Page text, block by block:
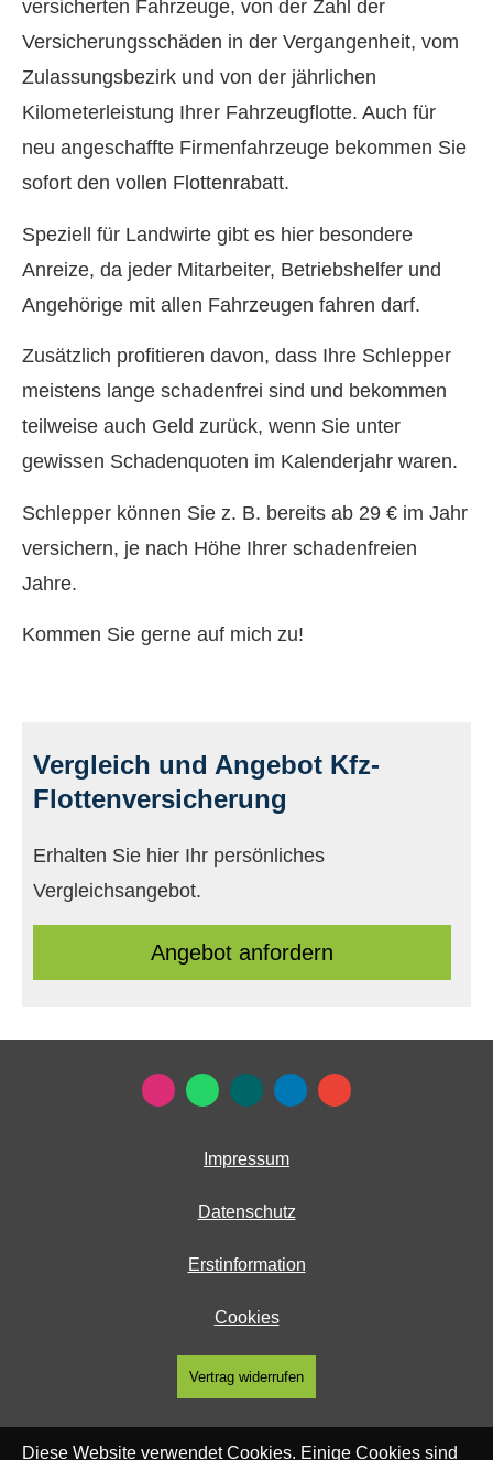
versicherten Fahrzeuge, von der Zahl der
Versicherungsschäden in der Vergangenheit, vom
Zulassungsbezirk und von der jährlichen
Kilometerleistung Ihrer Fahrzeugflotte. Auch für
neu angeschaffte Firmenfahrzeuge bekommen Sie
sofort den vollen Flottenrabatt.
Speziell für Landwirte gibt es hier besondere
Anreize, da jeder Mitarbeiter, Betriebshelfer und
Angehörige mit allen Fahrzeugen fahren darf.
Zusätzlich profitieren davon, dass Ihre Schlepper
meistens lange schadenfrei sind und bekommen
teilweise auch Geld zurück, wenn Sie unter
gewissen Schadenquoten im Kalenderjahr waren.
Schlepper können Sie z. B. bereits ab 29 € im Jahr
ver­sichern, je nach Höhe Ihrer schadenfreien
Jahre.
Kommen Sie gerne auf mich zu!
Vergleich und Angebot Kfz-
Flottenversicherung
Erhalten Sie hier Ihr persönliches
Vergleichsangebot.
An­ge­bot an­for­dern
Impressum
Datenschutz
Erstinformation
Cookies
Vertrag widerrufen
Diese Website verwendet Cookies. Einige Cookies sind